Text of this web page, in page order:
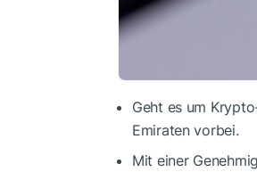
Geht es um
Emiraten vorbei.
Mit einer